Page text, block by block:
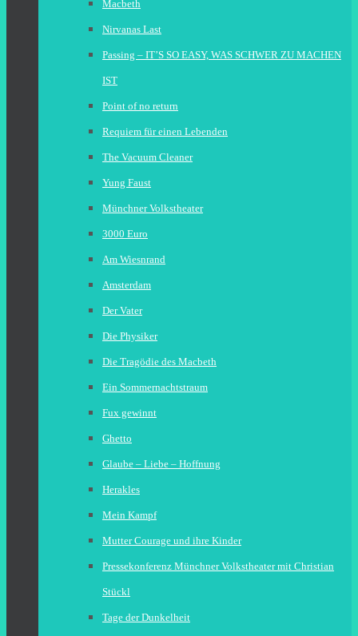
Macbeth
Nirvanas Last
Passing – IT’S SO EASY, WAS SCHWER ZU MACHEN
IST
Point of no return
Requiem für einen Lebenden
The Vacuum Cleaner
Yung Faust
Münchner Volkstheater
3000 Euro
Am Wiesnrand
Amsterdam
Der Vater
Die Physiker
Die Tragödie des Macbeth
Ein Sommernachtstraum
Fux gewinnt
Ghetto
Glaube – Liebe – Hoffnung
Herakles
Mein Kampf
Mutter Courage und ihre Kinder
Pressekonferenz Münchner Volkstheater mit Christian
Stückl
Tage der Dunkelheit